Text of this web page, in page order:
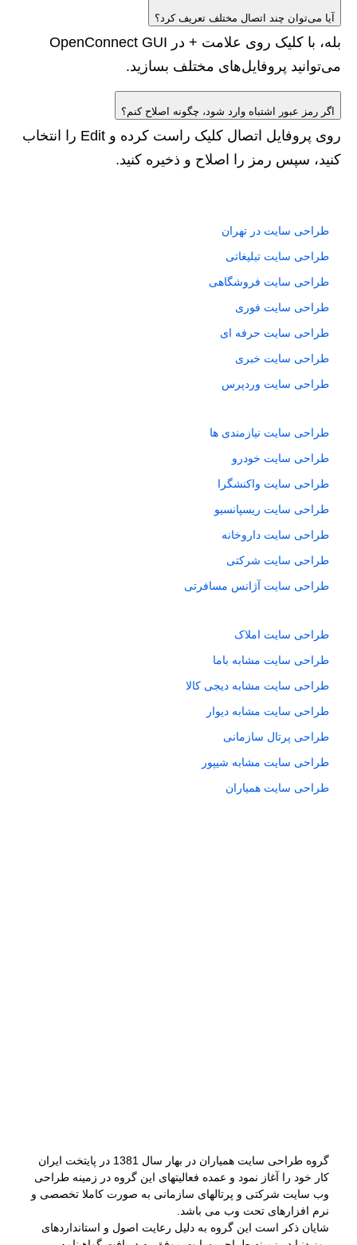
آیا می‌توان چند اتصال مختلف تعریف کرد؟
بله، با کلیک روی علامت + در OpenConnect GUI
می‌توانید پروفایل‌های مختلف بسازید.
اگر رمز عبور اشتباه وارد شود، چگونه اصلاح کنم؟
روی پروفایل اتصال کلیک راست کرده و Edit را انتخاب
کنید، سپس رمز را اصلاح و ذخیره کنید.
طراحی سایت در تهران
طراحی سایت تبلیغاتی
طراحی سایت فروشگاهی
طراحی سایت فوری
طراحی سایت حرفه ای
طراحی سایت خبری
طراحی سایت وردپرس
طراحی سایت نیازمندی ها
طراحی سایت خودرو
طراحی سایت واکنشگرا
طراحی سایت ریسپانسیو
طراحی سایت داروخانه
طراحی سایت شرکتی
طراحی سایت آژانس مسافرتی
طراحی سایت املاک
طراحی سایت مشابه باما
طراحی سایت مشابه دیجی کالا
طراحی سایت مشابه دیوار
طراحی پرتال سازمانی
طراحی سایت مشابه شیپور
طراحی سایت همیاران
گروه طراحی سایت همیاران در بهار سال 1381 در پایتخت ایران
کار خود را آغاز نمود و عمده فعالیتهای این گروه در زمینه طراحی
وب سایت شرکتی و پرتالهای سازمانی به صورت کاملا تخصصی و
نرم افزارهای تحت وب می باشد.
شایان ذکر است این گروه به دلیل رعایت اصول و استانداردهای